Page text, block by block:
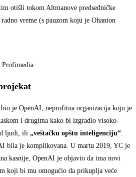
otišli tokom Altmanove predsedničke
vreme (s pauzom koju je Ohanion
je OpenAI, neprofitna organizacija koju je
i drugima kako bi izgradio visoko-
ljudi, ili „veštačku opštu inteligenciju“.
bila je komplikovana. U martu 2019, YC je
kasnije, OpenAI je objavio da ima novi
koji bi mu omogućio da prikuplja veće